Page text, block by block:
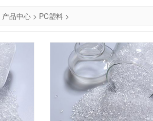
产品中心 > PC塑料 >